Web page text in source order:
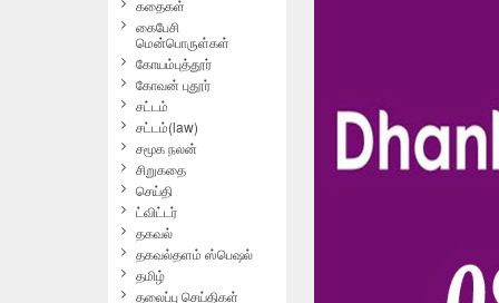
கதைகள்
கைபேசி
மென்பொருள்கள்
கோயம்புத்தூர்
கோவன் புதூர்
சட்டம்
சட்டம்(law)
சமூக நலன்
சிறுகதை
செய்தி
ட்விட்டர்
தகவல்
தகவல்தளம் ஸ்பெஷல்
தமிழ்
தலைப்பு செய்திகள்